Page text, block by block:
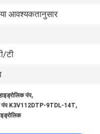
आवश्यकतानुसार
टी
पंप,
पंप K3V112DTP-9TDL-14T,